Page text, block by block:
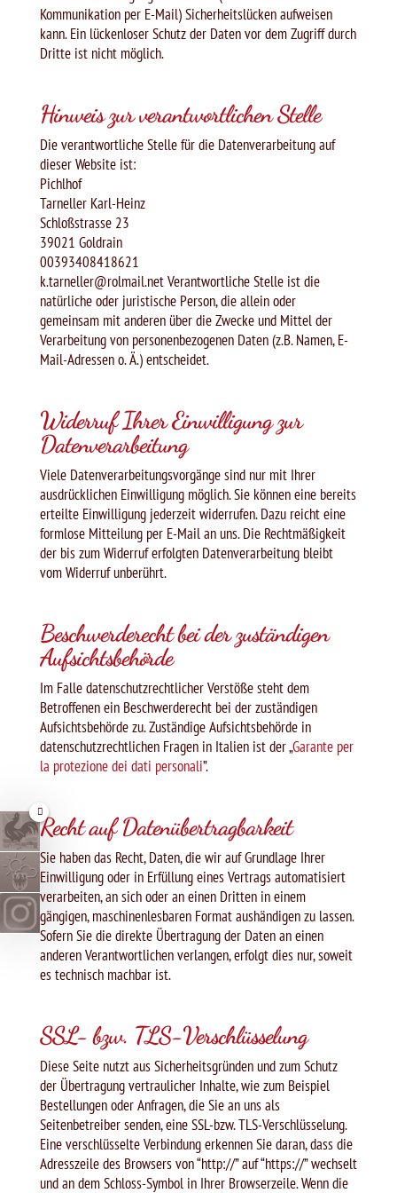
Kommunikation per E-Mail) Sicherheitslücken aufweisen
kann. Ein lückenloser Schutz der Daten vor dem Zugriff durch
Dritte ist nicht möglich.
Hinweis zur verantwortlichen Stelle
Die verantwortliche Stelle für die Datenverarbeitung auf
dieser Website ist:
Pichlhof
Tarneller Karl-Heinz
Schloßstrasse 23
39021 Goldrain
00393408418621
k.tarneller@rolmail.net Verantwortliche Stelle ist die
natürliche oder juristische Person, die allein oder
gemeinsam mit anderen über die Zwecke und Mittel der
Verarbeitung von personenbezogenen Daten (z.B. Namen, E-
Mail-Adressen o. Ä.) entscheidet.
Widerruf Ihrer Einwilligung zur
Datenverarbeitung
Viele Datenverarbeitungsvorgänge sind nur mit Ihrer
ausdrücklichen Einwilligung möglich. Sie können eine bereits
erteilte Einwilligung jederzeit widerrufen. Dazu reicht eine
formlose Mitteilung per E-Mail an uns. Die Rechtmäßigkeit
der bis zum Widerruf erfolgten Datenverarbeitung bleibt
vom Widerruf unberührt.
Beschwerderecht bei der zuständigen
Aufsichtsbehörde
Im Falle datenschutzrechtlicher Verstöße steht dem
Betroffenen ein Beschwerderecht bei der zuständigen
Aufsichtsbehörde zu. Zuständige Aufsichtsbehörde in
datenschutzrechtlichen Fragen in Italien ist der „Garante per
la protezione dei dati personali”.
Recht auf Datenübertragbarkeit
Sie haben das Recht, Daten, die wir auf Grundlage Ihrer
Einwilligung oder in Erfüllung eines Vertrags automatisiert
verarbeiten, an sich oder an einen Dritten in einem
gängigen, maschinenlesbaren Format aushändigen zu lassen.
Sofern Sie die direkte Übertragung der Daten an einen
anderen Verantwortlichen verlangen, erfolgt dies nur, soweit
es technisch machbar ist.
SSL- bzw. TLS-Verschlüsselung
Diese Seite nutzt aus Sicherheitsgründen und zum Schutz
der Übertragung vertraulicher Inhalte, wie zum Beispiel
Bestellungen oder Anfragen, die Sie an uns als
Seitenbetreiber senden, eine SSL-bzw. TLS-Verschlüsselung.
Eine verschlüsselte Verbindung erkennen Sie daran, dass die
Adresszeile des Browsers von “http://” auf “https://” wechselt
und an dem Schloss-Symbol in Ihrer Browserzeile. Wenn die